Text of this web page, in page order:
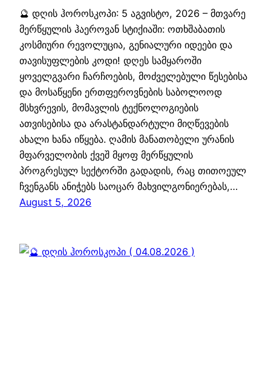
🔮 დღის ჰოროსკოპი: 5 აგვისტო, 2026 – მთვარე
მერწყულის ჰაეროვან სტიქიაში: ოთხშაბათის
კოსმიური რევოლუცია, გენიალური იდეები და
თავისუფლების კოდი! დღეს სამყაროში
ყოველგვარი ჩარჩოების, მოძველებული წესებისა
და მოსაწყენი ერთფეროვნების საბოლოოდ
მსხვრევის, მომავლის ტექნოლოგიების
ათვისებისა და არასტანდარტული მიღწევების
ახალი ხანა იწყება. ღამის მანათობელი ურანის
მფარველობის ქვეშ მყოფ მერწყულის
პროგრესულ სექტორში გადადის, რაც თითოეულ
ჩვენგანს ანიჭებს საოცარ მახვილგონიერებას,…
August 5, 2026